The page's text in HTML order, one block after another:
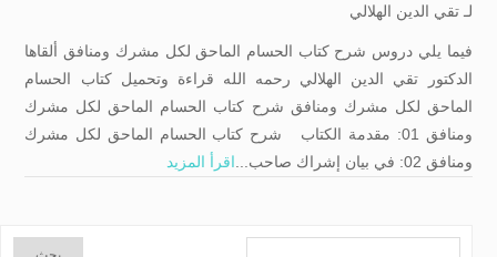
لـتقي الدين الهلالي
فيما يلي دروس شرح كتاب الحسام الماحق لكل مشرك ومنافق ألقاها
الدكتور تقي الدين الهلالي رحمه الله قراءة وتحميل كتاب الحسام
الماحق لكل مشرك ومنافق شرح كتاب الحسام الماحق لكل مشرك
ومنافق 01: مقدمة الكتاب شرح كتاب الحسام الماحق لكل مشرك
ومنافق 02: في بيان إشراك صاحب...
اقرأ المزيد